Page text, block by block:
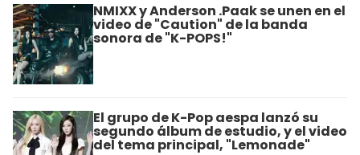
NMIXX y Anderson .Paak se unen en el
video de "Caution" de la banda
sonora de "K-POPS!"
El grupo de K-Pop aespa lanzó su
segundo álbum de estudio, y el video
del tema principal, "Lemonade"